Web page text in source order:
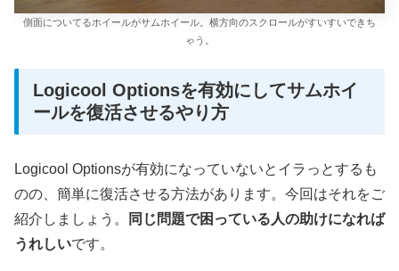
側面についてるホイールがサムホイール。横方向のスクロールがすいすいできち
ゃう。
Logicool Optionsを有効にしてサムホイ
ールを復活させるやり方
Logicool Optionsが有効になっていないとイラっとするも
のの、簡単に復活させる方法があります。今回はそれをご
紹介しましょう。
同じ問題で困っている人の助けになれば
うれしいです。